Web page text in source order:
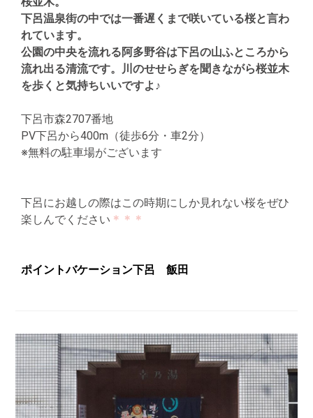
下呂温泉街の中では一番遅くまで咲いている桜と言わ
れています。
公園の中央を流れる阿多野谷は下呂の山ふところから
流れ出る清流です。川のせせらぎを聞きながら桜並木
を歩くと気持ちいいですよ♪
下呂市森2707番地
PV下呂から400m（徒歩6分・車2分）
※無料の駐車場がございます
下呂にお越しの際はこの時期にしか見れない桜をぜひ
楽しんでください ＊＊＊
ポイントバケーション下呂 飯田